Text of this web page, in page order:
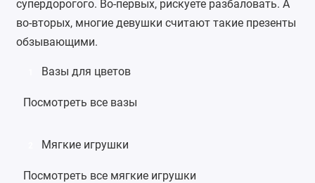
супердорогого. Во-первых, рискуете разбаловать. А
во-вторых, многие девушки считают такие презенты
обзывающими.
Вазы для цветов
Посмотреть все вазы
Мягкие игрушки
Посмотреть все мягкие игрушки